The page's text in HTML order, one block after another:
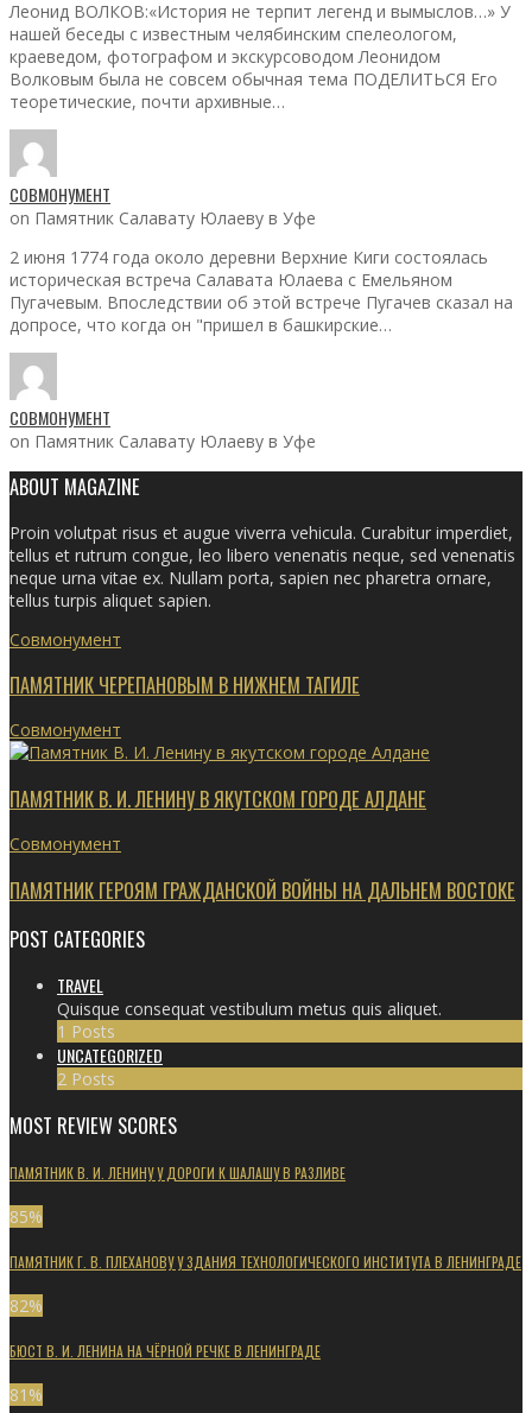
Леонид ВОЛКОВ:«История не терпит легенд и вымыслов…» У
нашей беседы с известным челябинским спелеологом,
краеведом, фотографом и экскурсоводом Леонидом
Волковым была не совсем обычная тема ПОДЕЛИТЬСЯ Его
теоретические, почти архивные…
СОВМОНУМЕНТ
on Памятник Салавату Юлаеву в Уфе
2 июня 1774 года около деревни Верхние Киги состоялась
историческая встреча Салавата Юлаева с Емельяном
Пугачевым. Впоследствии об этой встрече Пугачев сказал на
допросе, что когда он "пришел в башкирские…
СОВМОНУМЕНТ
on Памятник Салавату Юлаеву в Уфе
ABOUT MAGAZINE
Proin volutpat risus et augue viverra vehicula. Curabitur imperdiet,
tellus et rutrum congue, leo libero venenatis neque, sed venenatis
neque urna vitae ex. Nullam porta, sapien nec pharetra ornare,
tellus turpis aliquet sapien.
Совмонумент
ПАМЯТНИК ЧЕРЕПАНОВЫМ В НИЖНЕМ ТАГИЛЕ
Совмонумент
ПАМЯТНИК В. И. ЛЕНИНУ В ЯКУТСКОМ ГОРОДЕ АЛДАНЕ
Совмонумент
ПАМЯТНИК ГЕРОЯМ ГРАЖДАНСКОЙ ВОЙНЫ НА ДАЛЬНЕМ ВОСТОКЕ
POST CATEGORIES
TRAVEL
Quisque consequat vestibulum metus quis aliquet.
1 Posts
UNCATEGORIZED
2 Posts
MOST REVIEW SCORES
ПАМЯТНИК В. И. ЛЕНИНУ У ДОРОГИ К ШАЛАШУ В РАЗЛИВЕ
85%
ПАМЯТНИК Г. В. ПЛЕХАНОВУ У ЗДАНИЯ ТЕХНОЛОГИЧЕСКОГО ИНСТИТУТА В ЛЕНИНГРАДЕ
82%
БЮСТ В. И. ЛЕНИНА НА ЧЁРНОЙ РЕЧКЕ В ЛЕНИНГРАДЕ
81 %